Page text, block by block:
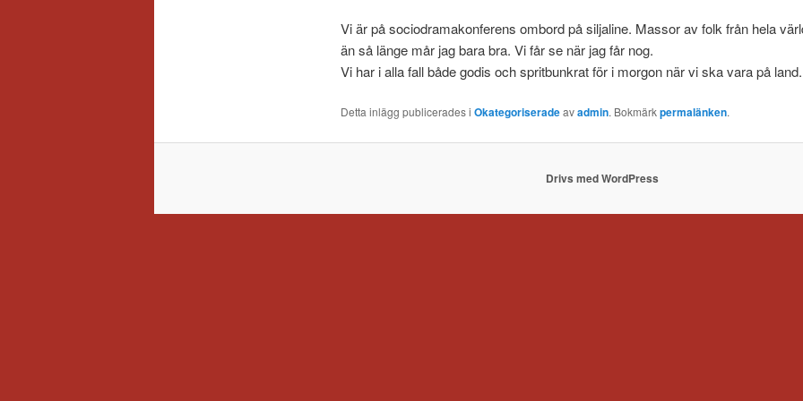
Vi är på sociodramakonferens ombord på siljaline. Massor av folk från hela
än så länge mår jag bara bra. Vi får se när jag får nog.
Vi har i alla fall både godis och spritbunkrat för i morgon när vi ska vara på land.
Detta inlägg publicerades i Okategoriseradeavadmin. Bokmärkpermalänken.
Drivs med WordPress